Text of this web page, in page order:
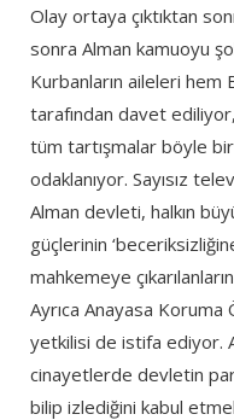
Olay ortaya çıktıktan
sonra Alman kamuoyu
Kurbanların aileleri hem
tarafından davet
tüm tartışmalar böyle bir
odaklanıyor. Sayısız
Alman devleti, halkın
güçlerinin
mahkemeye
Ayrıca Anayasa
yetkilisi de istifa ediyor.
cinayetlerde devletin
bilip izlediğini kabul